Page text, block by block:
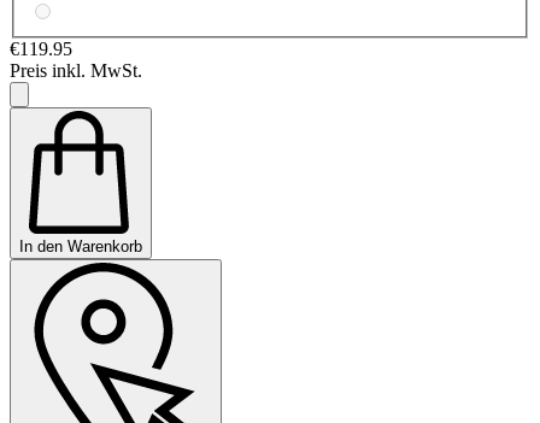
€119.95
Preis inkl. MwSt.
In den Warenkorb